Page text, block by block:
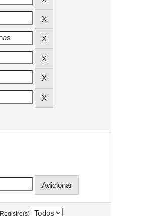
Registro(s)